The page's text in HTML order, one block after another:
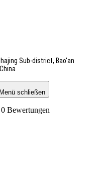
Sub-district, Bao'an
Menü schließen
Bewertungen